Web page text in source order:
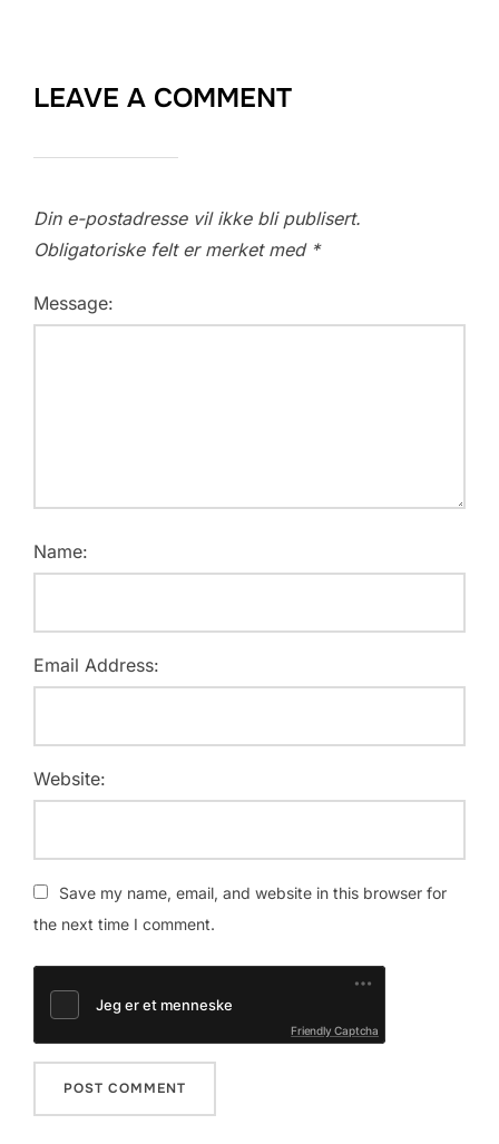
LEAVE A COMMENT
Din e-postadresse vil ikke bli publisert.
Obligatoriske felt er merket med *
Message:
Name:
Email Address:
Website:
Save my name, email, and website in this browser for
the next time I comment.
Friendly Captcha